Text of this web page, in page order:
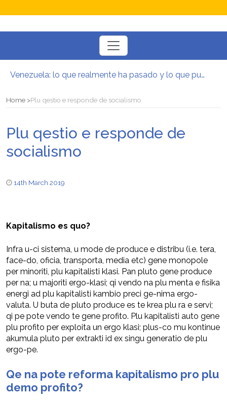
Toggle
navigation
Venezuela: lo que realmente ha pasado y lo que puede venir
El mito de la hoz y el martillo
Postura oportunista trotskista
Home Plu qestio e responde de socialismo
Plu qestio e responde de
socialismo
14th March 2019
Kapitalismo es quo?
Infra u-ci sistema, u mode de produce e distribu (i.e. tera,
face-do, oficia, transporta, media etc) gene monopole
per minoriti, plu kapitalisti klasi. Pan pluto gene produce
per na; u majoriti ergo-klasi; qi vendo na plu menta e fisika
energi ad plu kapitalisti kambio preci ge-nima ergo-
valuta. U buta de pluto produce es te krea plu ra e servi;
qi pe pote vendo te gene profito. Plu kapitalisti auto gene
plu profito per exploita un ergo klasi; plus-co mu kontinue
akumula pluto per extrakti id ex singu generatio de plu
ergo-pe.
Qe na pote reforma kapitalismo pro plu
demo profito?